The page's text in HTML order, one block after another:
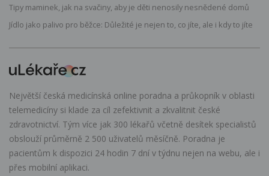
Tipy maminek, jak na svačiny, aby je děti nenosily nesnědené domů
Jídlo jako palivo pro běžce: Důležité je nejen to, co jíte, ale i kdy to jíte
Největší česká medicínská online poradna a průkopník v oblasti
telemedicíny si klade za cíl zefektivnit a zkvalitnit české
zdravotnictví. Tým více jak 300 lékařů včetně desítek specialistů
obslouží průměrně 2 500 uživatelů měsíčně. Poradna je
pacientům k dispozici 24 hodin 7 dní v týdnu nejen na webu, ale i
přes mobilní aplikaci.